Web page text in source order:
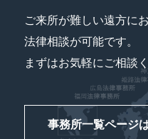
ご来所が難しい遠方に
法律相談が可能です。
まずはお気軽にご相談
事務所一覧ページ